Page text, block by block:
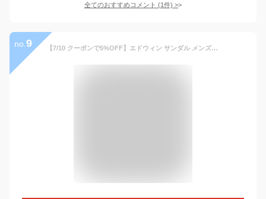
全てのおすすめコメント (1件) >
no. 9 【7/10 クーポンで5%OFF】エドウィン サンダル メンズ 黒 フットベッドサンダル 歩きやすい 痛くない やわらかい 軽量 おしゃれ ベルト EW9166 コンフォートサンダル コルク 春 夏 靴【2304】送料無料